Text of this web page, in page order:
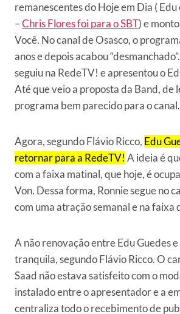
remanescentes do Hoje em Dia (
–Chris Flores foi para o SBT) e
Você. No canal de Osasco, o
anos e depois acabou
seguiu na RedeTV! e apresentou o
Até que veio a proposta da Band, de
programa bem parecido para o canal.
Agora, segundo Flávio Ricco, Edu
retornar para a RedeTV! A ideia é
com a faixa matinal, que hoje, é
Von. Dessa forma, Ronnie segue no
com uma atração semanal e na faixa
A não renovação entre Edu Guedes
tranquila, segundo Flávio Ricco. O
Saad não estava satisfeito com o
instalado entre o apresentador e a
centraliza todo o recebimento de